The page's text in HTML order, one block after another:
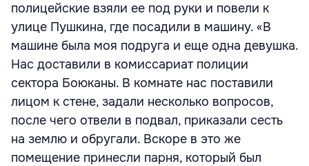
полицейские взяли ее под руки и повели к
улице Пушкина, где посадили в машину. «В
машине была моя подруга и еще одна девушка.
Нас доставили в комиссариат полиции
сектора Боюканы. В комнате нас поставили
лицом к стене, задали несколько вопросов,
после чего отвели в подвал, приказали сесть
на землю и обругали. Вскоре в это же
помещение принесли парня, который был